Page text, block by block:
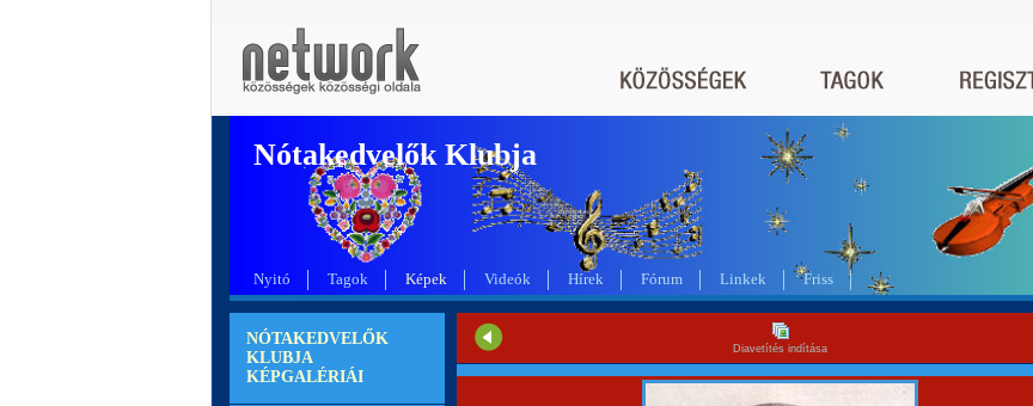
Nótakedvelők Klubja
Nyitó Tagok Képek Videók Hírek Fórum Linkek Friss
NÓTAKEDVELŐK
KLUBJA
KÉPGALÉRIÁI
Diavetítés indítása